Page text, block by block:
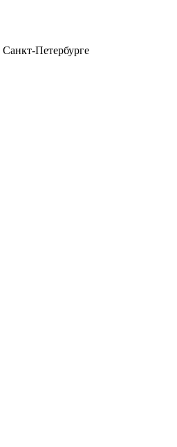
Петербурге